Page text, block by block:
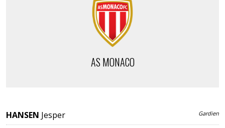
AS MONACO
HANSEN Jesper Gardien